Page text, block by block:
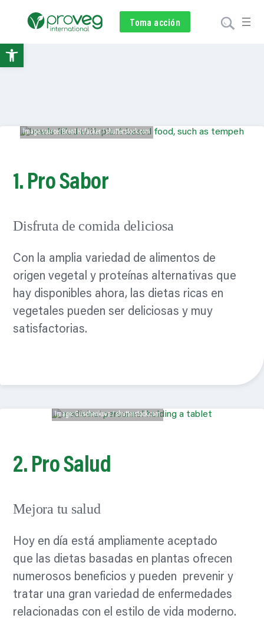
Toma acción
Subscríbete
Voluntariado
Donar
Image source: Brent Hofacker / shutterstock.com
1. ProSabor
Disfruta de comida deliciosa
Con la amplia variedad de alimentos de
origen vegetal y proteínas alternativas que
hay disponibles ahora, las dietas ricas en
vegetales pueden ser deliciosas y muy
satisfactorias.
Image: Guschenkova / shutterstock.com
2. ProSalud
Mejora tu salud
Hoy en día está ampliamente aceptado
que las dietas basadas en plantas ofrecen
numerosos beneficios y pueden prevenir y
tratar una gran variedad de enfermedades
relacionadas con el estilo de vida moderno.
Abrir
herramientas